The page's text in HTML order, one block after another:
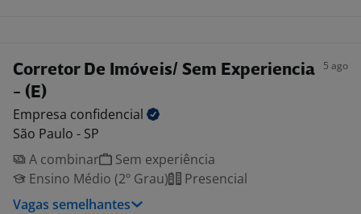
Corretor De Imóveis/ Sem Experiencia
- (E)
5 ago
Empresa confidencial
São Paulo - SP
A combinar
Sem experiência
Ensino Médio (2º Grau)
Presencial
Vagas semelhantes